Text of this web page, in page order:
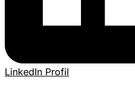
LinkedIn Profil